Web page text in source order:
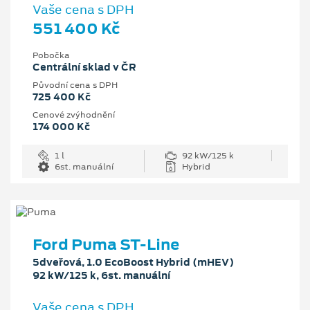
Vaše cena s DPH
551 400 Kč
Pobočka
Centrální sklad v ČR
Původní cena s DPH
725 400 Kč
Cenové zvýhodnění
174 000 Kč
1 l
92 kW/125 k
6st. manuální
Hybrid
Ford Puma ST-Line
5dveřová, 1.0 EcoBoost Hybrid (mHEV)
92 kW/125 k, 6st. manuální